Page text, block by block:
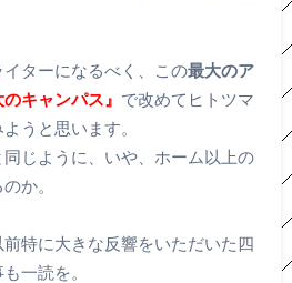
ターになるべく、この最大のア
キャンパス』 で改めてヒトツマ
うと思います。
じように、いや、ホーム以上の
か。
特に大きな反響をいただいた四
一読を。